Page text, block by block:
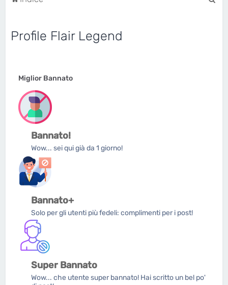
Profile Flair Legend
Miglior Bannato
Bannato!
Wow... sei qui già da 1 giorno!
Bannato+
Solo per gli utenti più fedeli: complimenti per i post!
Super Bannato
Wow... che utente super bannato! Hai scritto un bel po'